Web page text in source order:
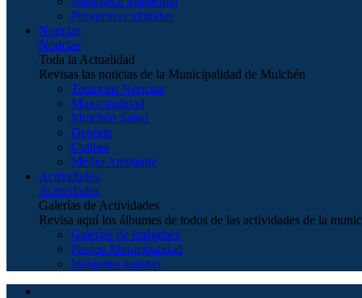
Proyectos culturales
Noticias
Noticias
Toda la Actualidad
Revisas las noticias de la Municipalidad de Mulchén
Todas las Noticias
Municipalidad
Mulchén Salud
Deporte
Cultura
Medio Ambiente
Actividades
Actividades
Galerías de Actividades
Revisa aquí los álbumes de todos de las actividades de la
Galerías de Imágenes
Paseos Municipalidad
Imágenes turismo